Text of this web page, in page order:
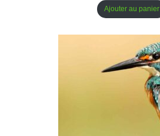
Ajouter au panier